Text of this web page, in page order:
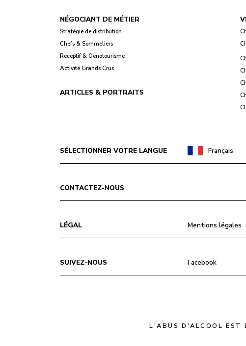
NÉGOCIANT DE MÉTIER
Stratégie de distribution
Chefs & Sommeliers
Réceptif & Oenotourisme
Activité Grands Crus
ARTICLES & PORTRAITS
SÉLECTIONNER VOTRE LANGUE Français
CONTACTEZ-NOUS
LÉGAL Mentions légales
SUIVEZ-NOUS Facebook
L'ABUS D'ALCOOL EST